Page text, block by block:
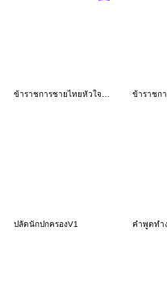
ข้าราชก
ปลัดนักปกครองV1